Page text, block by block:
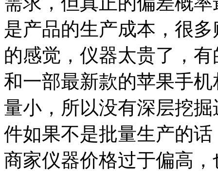
是产品的生产成本，很
的感觉，仪器太贵了，
和一部最新款的苹果手
量小，所以没有深层挖
件如果不是批量生产的
商家仪器价格过于偏高